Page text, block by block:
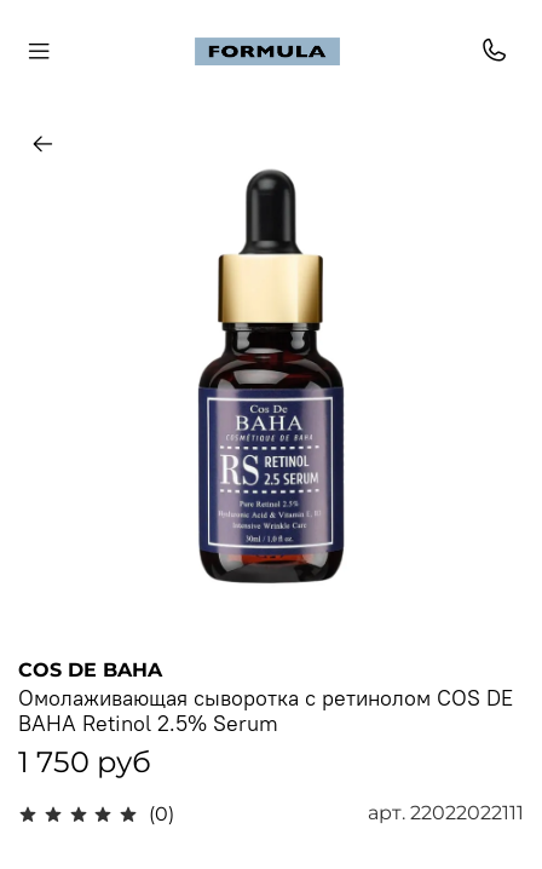
(0) арт. 22022022111
COS DE BAHA
Омолаживающая сыворотка с ретинолом COS DE
BAHA Retinol 2.5% Serum
1 750 руб